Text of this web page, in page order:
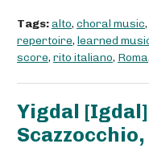
Tags:alto, choral music,
repertoire, learned
score, rito italiano, Roma,
Yigdal